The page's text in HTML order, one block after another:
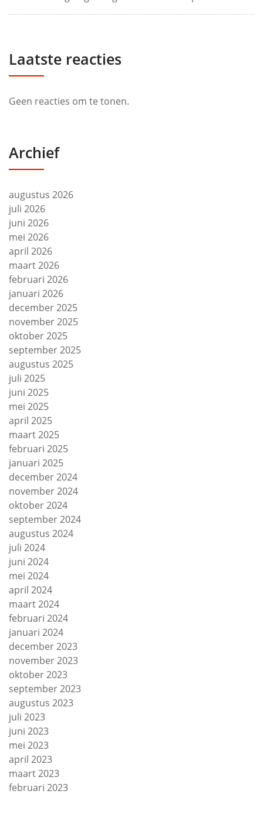
Laatste reacties
Geen reacties om te tonen.
Archief
augustus 2026
juli 2026
juni 2026
mei 2026
april 2026
maart 2026
februari 2026
januari 2026
december 2025
november 2025
oktober 2025
september 2025
augustus 2025
juli 2025
juni 2025
mei 2025
april 2025
maart 2025
februari 2025
januari 2025
december 2024
november 2024
oktober 2024
september 2024
augustus 2024
juli 2024
juni 2024
mei 2024
april 2024
maart 2024
februari 2024
januari 2024
december 2023
november 2023
oktober 2023
september 2023
augustus 2023
juli 2023
juni 2023
mei 2023
april 2023
maart 2023
februari 2023